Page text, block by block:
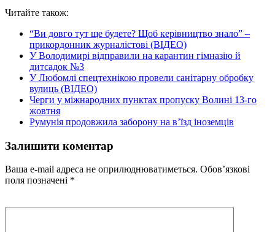
Читайте також:
“Ви довго тут ще будете? Щоб керівництво знало” –
прикордонник журналістові (ВІДЕО)
У Володимирі відправили на карантин гімназію й
дитсадок №3
У Любомлі спецтехнікою провели санітарну обробку
вулиць (ВІДЕО)
Черги у міжнародних пунктах пропуску Волині 13-го
жовтня
Румунія продовжила заборону на в’їзд іноземців
Залишити коментар
Ваша e-mail адреса не оприлюднюватиметься. Обов’язкові
поля позначені *